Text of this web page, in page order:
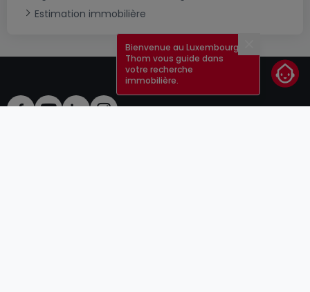
Estimation immobilière
Bienvenue au Luxembourg !
Thom vous guide dans
votre recherche
immobilière.